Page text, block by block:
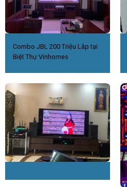
Combo JBL 200 Triệu Lắp tại
Biệt Thự Vinhomes